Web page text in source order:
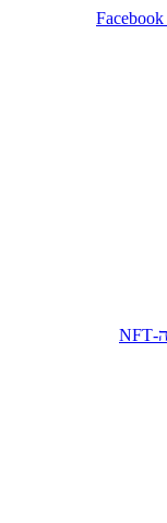
Facebook